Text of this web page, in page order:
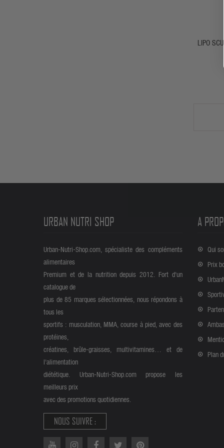
LIPO
URBAN NUTRI SHOP
Urban-Nutri-Shop.com, spécialiste des compléments
alimentaires
Premium et de la nutrition depuis 2012. Fort d'un
catalogue de
plus de 85 marques sélectionnées, nous répondons à
tous les
sportifs : musculation, MMA, course à pied, avec des
protéines,
créatines, brûle-graisses, multivitamines… et de
l'alimentation
diététique. Urban-Nutri-Shop.com propose les
meilleurs prix
avec des promotions quotidiennes.
NOUS SUIVRE :
A
Qui
Prix
Plan